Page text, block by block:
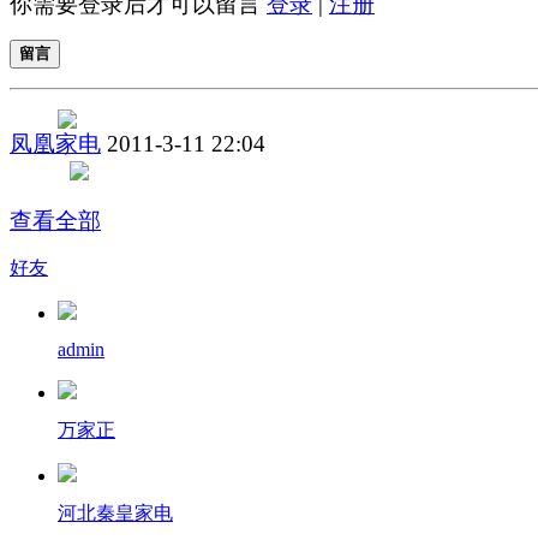
留言
凤凰家电 2011-3-11 22:04
查看全部
好友
admin
万家正
河北秦皇家电